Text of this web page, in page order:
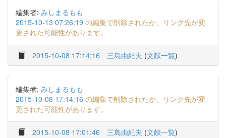
編集者: みしまるもも
2015-10-13 07:26:19 の編集で削除されたか、リンク先が変
更された可能性があります。
2015-10-08 17:14:16 三島由紀夫 (文献一覧)
編集者: みしまるもも
2015-10-08 17:14:16 の編集で削除されたか、リンク先が変
更された可能性があります。
2015-10-08 17:01:46 三島由紀夫 (文献一覧)